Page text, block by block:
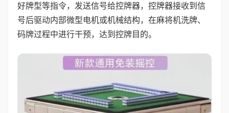
好牌型等指令，发送信号给控牌器，控牌器接收到信
号后驱动内部微型电机或机械结构，在麻将机洗牌、
码牌过程中进行干预，达到控牌目的。